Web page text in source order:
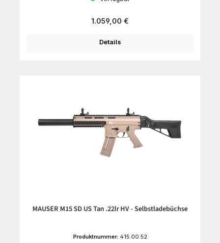
Regulärer Preis:
1.059,00 €
Details
MAUSER M15 SD US Tan .22lr HV - Selbstladebüchse
Produktnummer: 415.00.52